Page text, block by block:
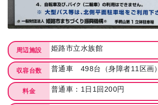
周辺施設 姫路市立水族館
収容台数 普通車 498台（身障者11区画）
料金 普通車：1日1回200円